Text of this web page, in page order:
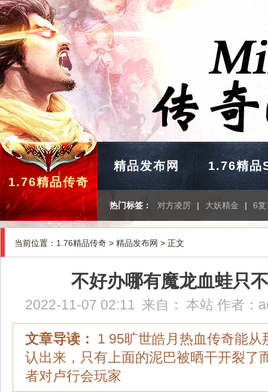
1.76精品传奇
精品发布网 1.76精品
热门标签： 对方凌厉 | 大妖精金 | 6复
当前位置： 1.76精品传奇 > 精品发布网 > 正文
不好办哪有魔龙血蛙只
2022-11-07 02:11 来自： 本站 作者：
文章导读：
1 95旷世皓月热血传奇能从
认出来，只有上面的泥巴被晒干开裂了
者对卢行会玩家